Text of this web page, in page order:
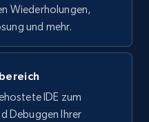
Followers,
Specialties, and
Gratis testen
Wiederholungen,
und mehr.
IDE zum
Debuggen Ihrer